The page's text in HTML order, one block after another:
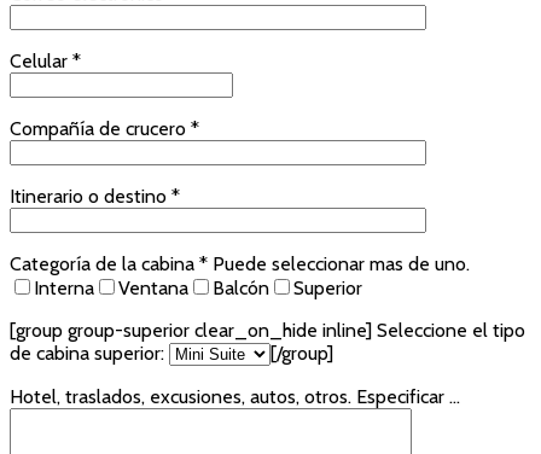
Celular *
Compañía de crucero *
Itinerario o destino *
Categoría de la cabina * Puede seleccionar mas de uno.
Interna
Ventana Balcón
Superior
[group group-superior clear_on_hide inline] Seleccione el tipo
de cabina superior:
[/group]
Hotel, traslados, excusiones, autos, otros. Especificar ...